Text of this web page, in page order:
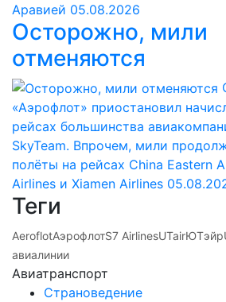
Аравией 05.08.2026
Осторожно, мили
отменяются
«Аэрофлот» приостановил
рейсах большинства
SkyTeam. Впрочем, мили
полёты на рейсах China Eastern
Airlines и Xiamen Airlines
Теги
AeroflotАэрофлотS7 AirlinesUTairЮТэйр
авиалинии
Авиатранспорт
Страноведение